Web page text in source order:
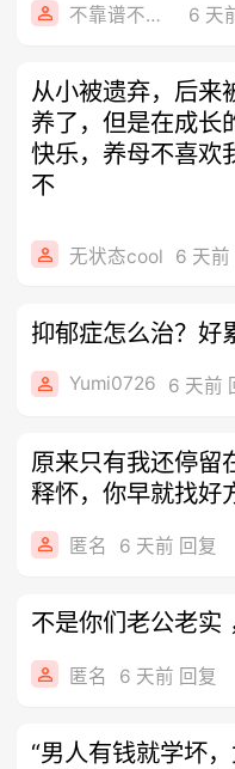
不靠谱不要联系 6 天
从小被遗弃，后来
养了，但是在成长
快乐，养母不喜欢
不
无状态cool 6 天前
抑郁症怎么治？好
Yumi0726 6 天前
原来只有我还停留
释怀，你早就找好
有后
匿名 6 天前 回复
不是你们老公老实
匿名 6 天前 回复
“男人有钱就学坏